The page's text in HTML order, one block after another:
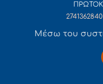
Mέσω του